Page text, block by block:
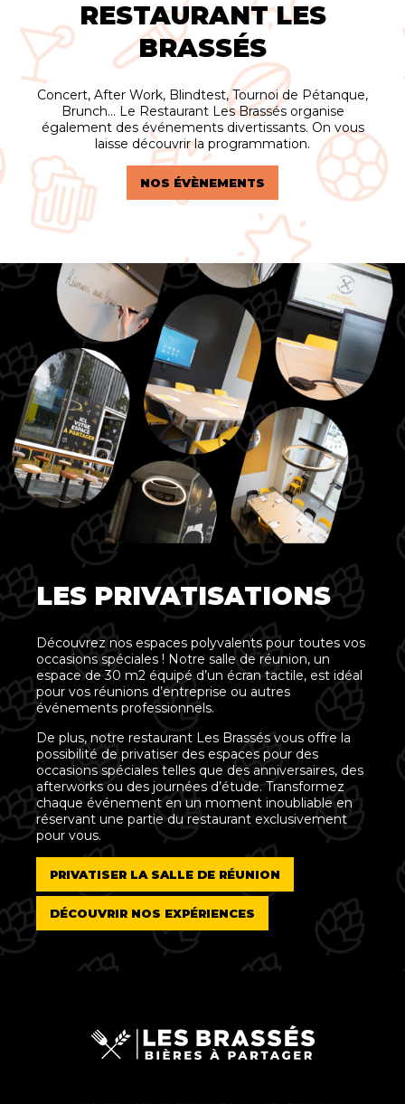
RESTAURANT LES
BRASSÉS
Concert, After Work, Blindtest, Tournoi de Pétanque,
Brunch… Le Restaurant Les Brassés organise
également des événements divertissants. On vous
laisse découvrir la programmation.
NOS ÉVÈNEMENTS
LES PRIVATISATIONS
Découvrez nos espaces polyvalents pour toutes vos
occasions spéciales ! Notre salle de réunion, un
espace de 30 m2 équipé d’un écran tactile, est idéal
pour vos réunions d’entreprise ou autres
événements professionnels.
De plus, notre restaurant Les Brassés vous offre la
possibilité de privatiser des espaces pour des
occasions spéciales telles que des anniversaires, des
afterworks ou des journées d’étude. Transformez
chaque événement en un moment inoubliable en
réservant une partie du restaurant exclusivement
pour vous.
PRIVATISER LA SALLE DE RÉUNION
DÉCOUVRIR NOS EXPÉRIENCES